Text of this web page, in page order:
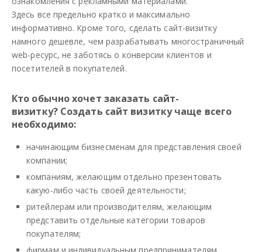
Здесь все предельно кратко и максимально
информативно. Кроме того, сделать сайт-визитку
намного дешевле, чем разрабатывать многостраничный
web-ресурс, не заботясь о конверсии клиентов и
посетителей в покупателей.
Кто обычно хочет заказать сайт-
визитку? Создать сайт визитку чаще всего
необходимо:
начинающим бизнесменам для представления своей
компании;
компаниям, желающим отдельно презентовать
какую-либо часть своей деятельности;
ритейлерам или производителям, желающим
представить отдельные категории товаров
покупателям;
фирмам и индивидуальным предпринимателям,